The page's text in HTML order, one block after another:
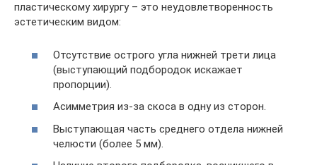
пластическому хирургу – это неудовлетворенность
эстетическим видом:
Отсутствие острого угла нижней трети лица
(выступающий подбородок искажает
пропорции).
Асимметрия из-за скоса в одну из сторон.
Выступающая часть среднего отдела нижней
челюсти (более 5 мм).